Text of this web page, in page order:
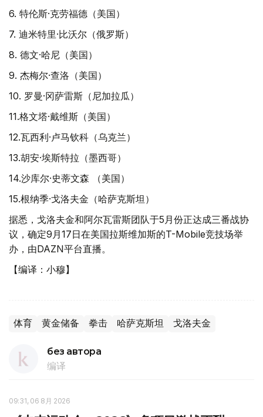
6. 特伦斯·克劳福德（美国）
7. 迪米特里·比沃尔（俄罗斯）
8. 德文·哈尼（美国）
9. 杰梅尔·查洛（美国）
10. 罗曼·冈萨雷斯（尼加拉瓜）
11.格文塔·戴维斯（美国）
12.瓦西利·卢马钦科（乌克兰）
13.胡安·埃斯特拉（墨西哥）
14.沙库尔·史蒂文森 （美国）
15.根纳季·戈洛夫金（哈萨克斯坦）
据悉，戈洛夫金和阿尔瓦雷斯团队于5月份正达成三番战协
议，确定9月17日在美国拉斯维加斯的T-Mobile竞技场举
办，由DAZN平台直播。
【编译：小穆】
体育 黄金储备 拳击 哈萨克斯坦 戈洛夫金
без автора
编译
09:31, 06 8月 2026